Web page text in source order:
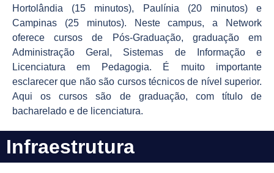
Hortolândia (15 minutos), Paulínia (20 minutos) e
Campinas (25 minutos). Neste campus, a Network
oferece cursos de Pós-Graduação, graduação em
Administração Geral, Sistemas de Informação e
Licenciatura em Pedagogia. É muito importante
esclarecer que não são cursos técnicos de nível superior.
Aqui os cursos são de graduação, com título de
bacharelado e de licenciatura.
Infraestrutura